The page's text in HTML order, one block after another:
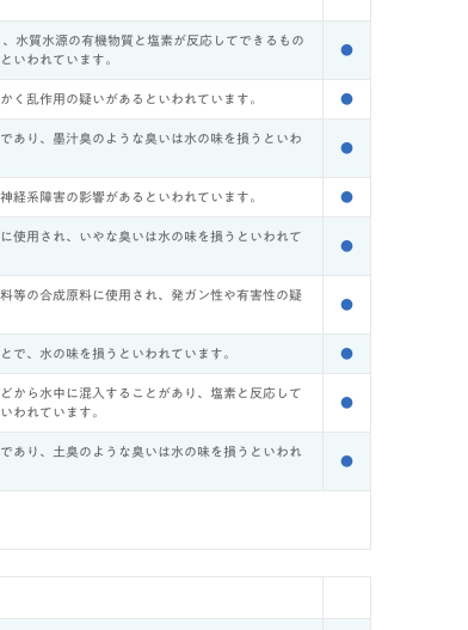
水質水源の有機物質と塩素が反応してできるもの
いわれています。
●
く乱作用の疑いがあるといわれています。 ●
あり、墨汁臭のような臭いは水の味を損うといわ
●
経系障害の影響があるといわれています。 ●
使用され、いやな臭いは水の味を損うといわれて
●
等の合成原料に使用され、発ガン性や有害性の疑
●
で、水の味を損うといわれています。 ●
から水中に混入することがあり、塩素と反応して
われています。
●
あり、土臭のような臭いは水の味を損うといわれ
●